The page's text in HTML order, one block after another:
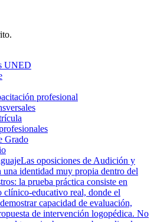
UNED
profesional
Grado
Las oposiciones de Audición y
una identidad muy propia dentro del
la prueba práctica consiste en
clínico-educativo real, donde el
capacidad de evaluación,
de intervención logopédica. No